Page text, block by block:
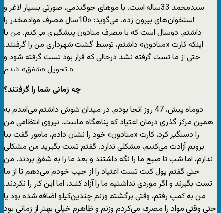
سیدمحمد 33‌ساله است. با موهای جوگندمی، صورتی بسیار لاغر و
استخوان‌های بیرون زده. می‌گوید: «10سال مصرف موادمخدر را
داشتم. دوسال است که با مصرف متادون پیشگیری می‌کنم. من با
اینکه کارت «متادون» داشتم، توسط گشت شهرداری من را گرفتند.
حتی از ما تست گرفته نشد درحالی که قرار بود تست گرفته شود و
تحویل «شفق» شدم.»
چه زمانی شما را گرفتند؟
دوماه پیش، 47 روز آنجا بودم. در میدان شوش داشتم می‌آمدم به
همین مرکز گذری درمان اعتیاد که پناهگاه ماست. نیروی انتظامی من
را دستگیر کرد، کارت «متادون» خود را نشان دادم، مامور گفت بیا
برویم آزادت می‌کنیم، مشکلی ندارد. گفتم تست بگیرید من مشکلی
ندارم، اما شب تا صبح ما را نگه داشتند و بعد ما را به شفق بردند. من
حتی گفتم پول کیت تست اعتیاد را از جیب خودم می‌دهم تا از ما
تست بگیرند و اگر موردی نداشتیم ما را آزاد کنند، اما این کار را نکردند.
من به کمپ رفتم، وقتی برگشتم وزنم چندین‌کیلو اضافه شده بود یا
حتی وقتی مواد را مصرف می‌کردم وزنم و ظاهرم خیلی بهتر از زمانی بود